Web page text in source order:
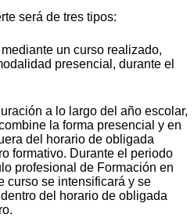
será de tres tipos:
un curso realizado,
presencial, durante el
a lo largo del año escolar,
la forma presencial y en
del horario de obligada
formativo. Durante el periodo
profesional de Formación en
curso se intensificará y se
del horario de obligada